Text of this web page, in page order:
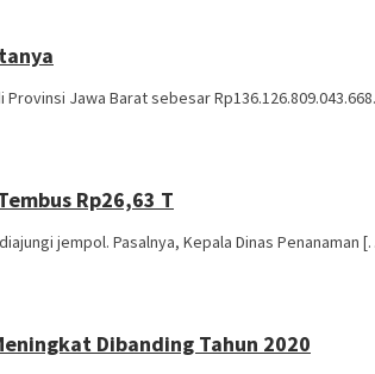
Provinsi Jawa Barat sebesar
Rp26,63 T
jempol. Pasalnya, Kepala Dinas Penanaman
Dibanding Tahun 2020